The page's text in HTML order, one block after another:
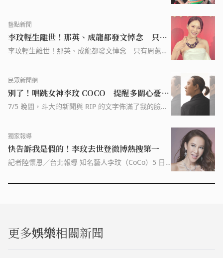
神科醫師陳長聖在臉書發文表示，面對名人往生的新
聞，好多人都歷經震撼、難過、不捨的心情，鼓勵有
憂鬱情緒的朋友好好照顧自己，用「安靜能繫望」5
個
藝點新聞
李玟輕生離世！那英、成龍都發文悼念 只有
周蕙發文遭砲轟
李玟輕生離世！那英、成龍都發文悼念 只有周蕙發
民眾新聞網
別了！唱跳女神李玟 COCO 提醒多關心憂鬱
症親友 - 百傳媒
7/5 晚間，斗大的新聞與 RIP 的文字佈滿了我的臉
因為她的聲音跟歌曲及表演，都是我很喜歡的，而且
每一次也非常期
獨家報導
快告訴我是假的！李玟去世登微博熱搜第一
記者陸懷恩／台北報導 知名藝人李玟（CoCo）5 日
博發布噩耗。李 […]
更多娛樂相關新聞